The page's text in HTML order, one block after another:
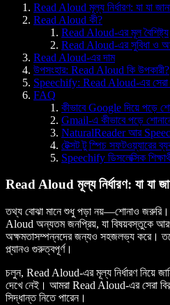
Read Aloud মূল্য নির্ধারণ: যা যা
Read Aloud কী?
Read Aloud-এর মূল বৈশিষ্ট্য
Read Aloud-এর সুবিধা ও
Read Aloud-এর দাম
উপসংহার: Read Aloud কি উপকারী?
Speechify: Read Aloud-এর সেরা
FAQ
কীভাবে Google দিয়ে পড়ে
Gmail-এ কীভাবে পড়ে
NaturalReader আর
টেক্সট টু স্পিচ সফটওয়্যারের
Speechify ডিসলেক্সিক
Read Aloud মূল্য নির্ধারণ: যা যা
তথ্য বোঝা মানে শুধু পড়া নয়—শোনাও জরুরি।
Aloud অন্যতম জনপ্রিয়, যা বিষয়বস্তুকে আরও
অক্ষমতাসম্পন্নদের জন্যও সহজলভ্য করে।
প্ল্যানও গুরুত্বপূর্ণ।
চলুন, Read Aloud-এর মূল্য নির্ধারণ নিয়ে
দেখে নেই। আমরা Read Aloud-এর সেরা
সিদ্ধান্ত নিতে পারেন।